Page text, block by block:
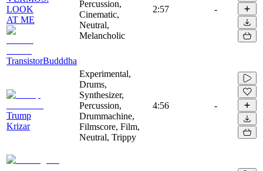
LOOK
AT ME
TransistorBudddha
Percussion,
Cinematic,
Neutral,
Melancholic
2:57 -
Trump
Krizar
Experimental,
Drums,
Synthesizer,
Percussion,
Drummachine,
Filmscore, Film,
Neutral, Trippy
4:56 -